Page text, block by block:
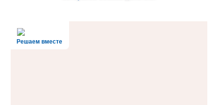
Решаем вместе